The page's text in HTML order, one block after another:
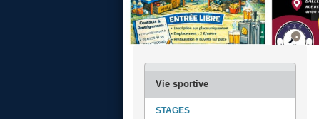
STAGES